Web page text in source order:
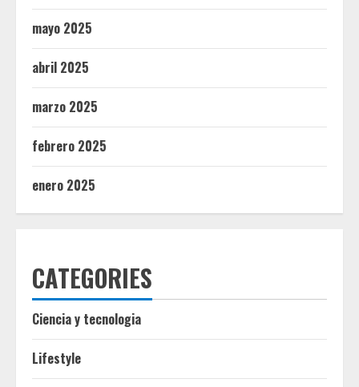
mayo 2025
abril 2025
marzo 2025
febrero 2025
enero 2025
CATEGORIES
Ciencia y tecnologia
Lifestyle